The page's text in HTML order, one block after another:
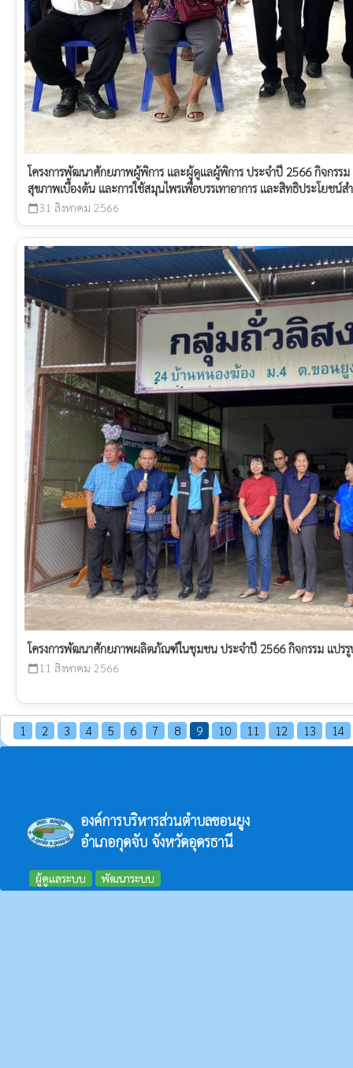
โครงการพัฒนาศักยภาพผู้พิการ และผู้ดูแลผู้พิการ ประจำปี 2566 กิจกรรม
สุขภาพเบื้องต้น และการใช้สมุนไพรเพื่อบรรเทาอาการ และสิทธิประโยชน์ส
calendar_today31 สิงหาคม 2566
โครงการพัฒนาศักยภาพผลิตภัณฑ์ในชุมชน ประจำปี 2566 กิจกรรม แปร
calendar_today 11 สิงหาคม 2566
1 2 3 4 5 6 7 8 9 10 11 12 13 14
องค์การบริหารส่วนตำบลขอนยูง
อำเภอกุดจับ จังหวัดอุดรธานี
ผู้ดูแลระบบ พัฒนาระบบ